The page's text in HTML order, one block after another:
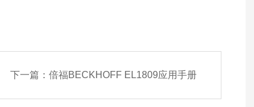
下一篇： 倍福BECKHOFF EL1809应用手册